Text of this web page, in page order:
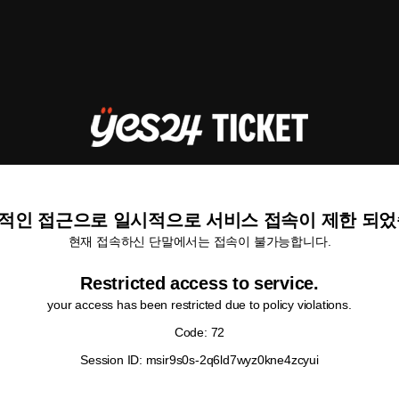
인 접근으로 일시적으로 서비스 접속이 제한 되
현재 접속하신 단말에서는 접속이 불가능합니다.
Restricted access to service.
your access has been restricted due to policy violations.
Code: 72
Session ID: msir9s0s-2q6ld7wyz0kne4zcyui